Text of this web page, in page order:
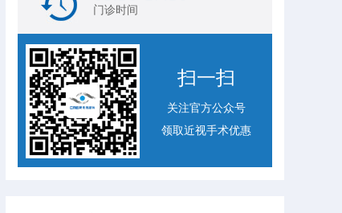
门诊时间
扫一扫
关注官方公众号
领取近视手术优惠